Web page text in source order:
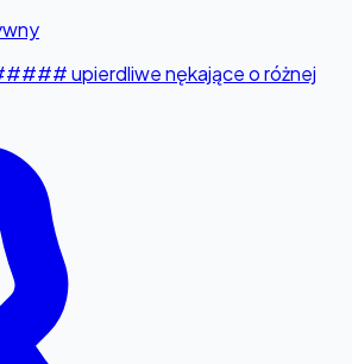
upierdliwe nękające o różnej